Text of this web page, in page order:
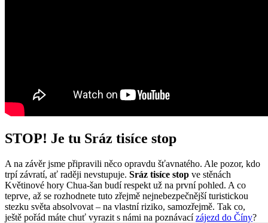
STOP! Je tu Sráz tisíce stop
A na závěr jsme připravili něco opravdu šťavnatého. Ale pozor, kdo
trpí závratí, ať raději nevstupuje. Sráz tisíce stop ve stěnách
Květinové hory Chua-šan budí respekt už na první pohled. A co
teprve, až se rozhodnete tuto zřejmě nejnebezpečnější turistickou
stezku světa absolvovat – na vlastní riziko, samozřejmě. Tak co,
ještě pořád máte chuť vyrazit s námi na poznávacízájezd do Číny?